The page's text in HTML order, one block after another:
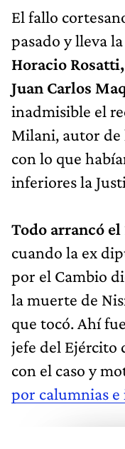
El fallo
pasado y lleva
Horacio
Juan Carlos
inadmisible el
Milani, autor de
con lo que
inferiores la
Todo arrancó
cuando la ex
por el Cambio
la muerte de
que tocó. Ahí
jefe del Ejército
con el caso y
por calumnias